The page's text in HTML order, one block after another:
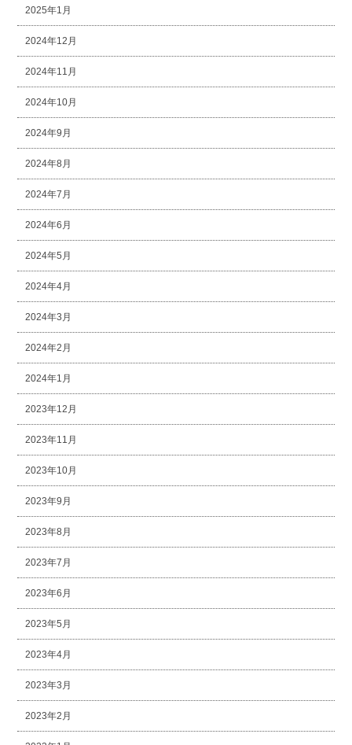
2025年1月
2024年12月
2024年11月
2024年10月
2024年9月
2024年8月
2024年7月
2024年6月
2024年5月
2024年4月
2024年3月
2024年2月
2024年1月
2023年12月
2023年11月
2023年10月
2023年9月
2023年8月
2023年7月
2023年6月
2023年5月
2023年4月
2023年3月
2023年2月